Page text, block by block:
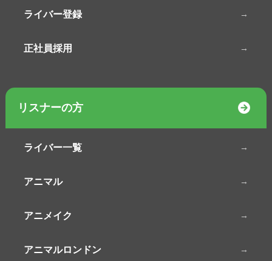
ライバー登録
正社員採用
リスナーの方
ライバー一覧
アニマル
アニメイク
アニマルロンドン